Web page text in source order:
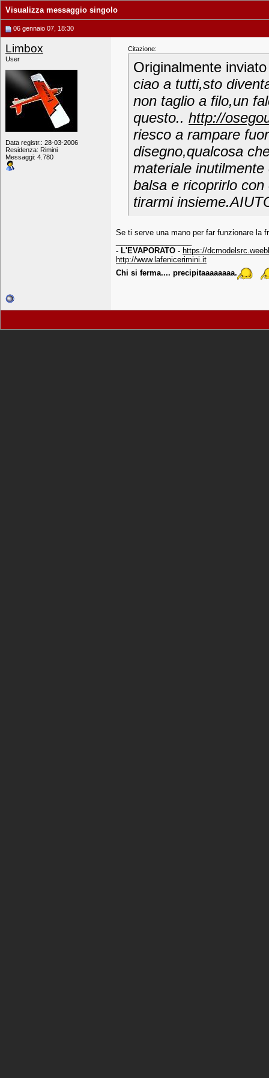
Visualizza messaggio singolo
06 gennaio 07, 18:30
Limbox
User
Data registr.: 28-03-2006
Residenza: Rimini
Messaggi: 4.780
Citazione:
Originalmente
ciao a tutti,sto
non taglio a filo,un
questo.. http://
riesco a rampare
disegno,qualcosa
materiale
balsa e ricoprirlo
tirarmi
Se ti serve una mano per far funzionare la
- L'EVAPORATO - https://
http://www.lafenicerimini.it
Chi si ferma.... precipitaaaaaaaa.